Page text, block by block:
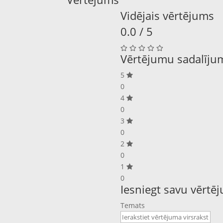
Vidējais vērtējums
0.0 / 5
Vērtējumu
5
0
4
0
3
0
2
0
1
0
Iesniegt savu
Temats